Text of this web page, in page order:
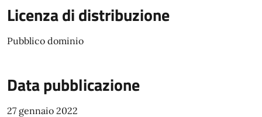
Licenza di distribuzione
Pubblico dominio
Data pubblicazione
27 gennaio 2022